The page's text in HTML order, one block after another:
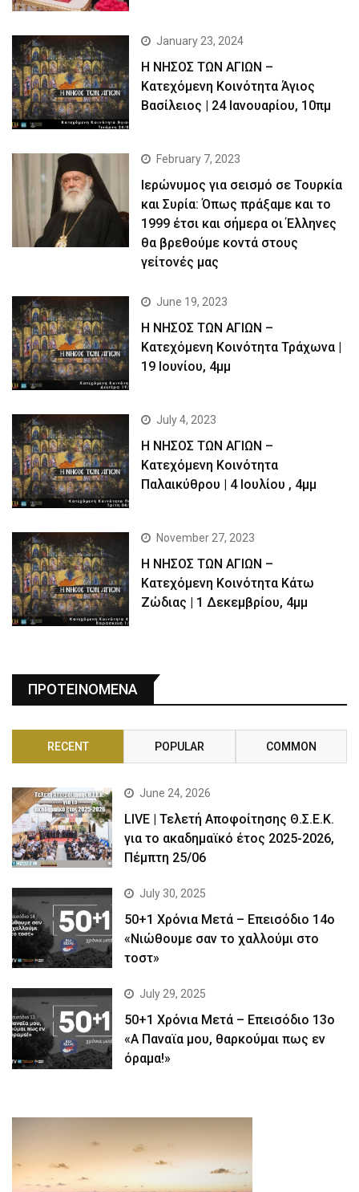
January 23, 2024
Η ΝΗΣΟΣ ΤΩΝ ΑΓΙΩΝ –
Κατεχόμενη Κοινότητα Άγιος
Βασίλειος | 24 Ιανουαρίου, 10πμ
February 7, 2023
Ιερώνυμος για σεισμό σε Τουρκία
και Συρία: Όπως πράξαμε και το
1999 έτσι και σήμερα οι Έλληνες
θα βρεθούμε κοντά στους
γείτονές μας
June 19, 2023
Η ΝΗΣΟΣ ΤΩΝ ΑΓΙΩΝ –
Kατεχόμενη Κοινότητα Τράχωνα |
19 Ιουνίου, 4μμ
July 4, 2023
Η ΝΗΣΟΣ ΤΩΝ ΑΓΙΩΝ –
Kατεχόμενη Κοινότητα
Παλαικύθρου | 4 Ιουλίου , 4μμ
November 27, 2023
Η ΝΗΣΟΣ ΤΩΝ ΑΓΙΩΝ –
Κατεχόμενη Κοινότητα Κάτω
Ζώδιας | 1 Δεκεμβρίου, 4μμ
ΠΡΟΤΕΙΝΟΜΕΝΑ
RECENT POPULAR COMMON
June 24, 2026
LIVE | Τελετή Αποφοίτησης Θ.Σ.Ε.Κ.
για το ακαδημαϊκό έτος 2025-2026,
Πέμπτη 25/06
July 30, 2025
50+1 Χρόνια Μετά – Επεισόδιο 14ο
«Νιώθουμε σαν το χαλλούμι στο
τοστ»
July 29, 2025
50+1 Χρόνια Μετά – Επεισόδιο 13ο
«Α Παναϊα μου, θαρκούμαι πως εν
όραμα!»